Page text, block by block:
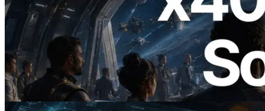
2026.07.04
ERPC 發布支援 x402 支付的 Solana RPC
— AI Agent 按需為 API 付款的時代開啟
閱讀此文章